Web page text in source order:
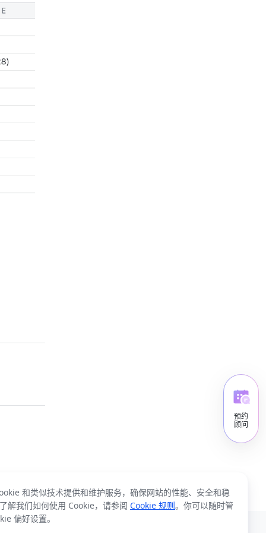
预约
顾问
和类似技术提供和维护服务，确保网站的性能、安全和稳
解我们如何使用 Cookie，请参阅 Cookie 规则。你可以随时管
偏好设置。